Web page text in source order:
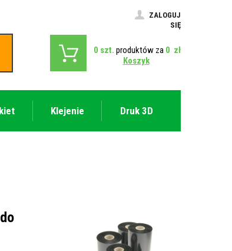
ZALOGUJ
SIĘ
0 szt. produktów za 0 zł
Koszyk
Klejenie Druk 3D